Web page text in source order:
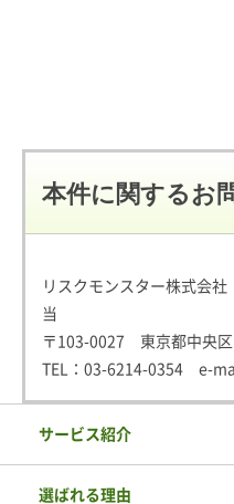
本件に関するお
リスクモンスター株式会
当
〒103-0027 東京都中央
TEL： 03-6214-0354 e-
サービス紹介
選ばれる理由